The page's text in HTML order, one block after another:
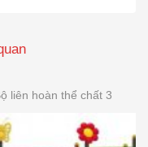
liên hoàn thể chất 3